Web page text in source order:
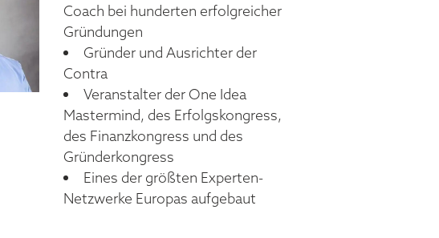
Coach bei hunderten erfolgreicher
Gründungen
Gründer und Ausrichter der
Contra
Veranstalter der One Idea
Mastermind, des Erfolgskongress,
des Finanzkongress und des
Gründerkongress
Eines der größten Experten-
Netzwerke Europas aufgebaut